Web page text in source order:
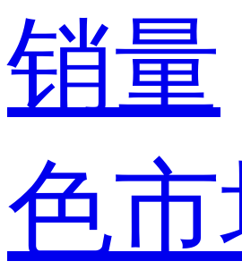
销量
色市